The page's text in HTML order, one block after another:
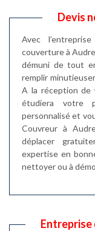
Devis
Avec
couverture à
démuni de tout
remplir
A la réception de
étudiera votre
personnalisé et
Couvreur à
déplacer
expertise en
nettoyer ou à